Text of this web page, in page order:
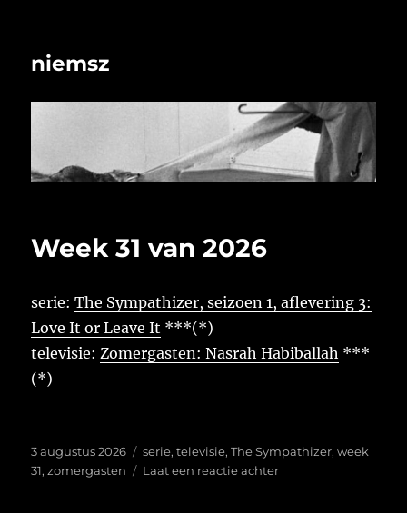
niemsz
Week 31 van 2026
serie:The Sympathizer, seizoen 1, aflevering 3:
Love It or Leave It ***(*)
televisie:Zomergasten: Nasrah Habiballah ***
(*)
Geplaatst
op
3 augustus 2026 Tags
serie,televisie,The Sympathizer,week
31,zomergasten Laat een reactie achterop